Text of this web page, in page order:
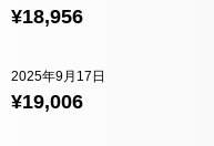
¥18,956
¥19,006
2025年9月17日